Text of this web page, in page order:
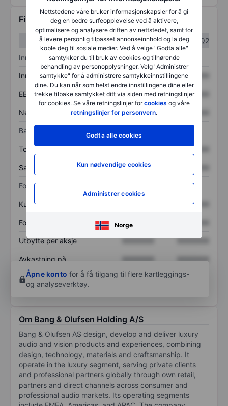
Nettstedene våre bruker informasjonskapsler for å gi
deg en bedre surfeopplevelse ved å aktivere,
optimalisere og analysere driften av nettstedet, samt for
å levere personlig tilpasset annonseinnhold og la deg
koble deg til sosiale medier. Ved å velge "Godta alle"
samtykker du til bruk av cookies og tilhørende
behandling av personopplysninger. Velg "Administrer
samtykke" for å administrere samtykkeinnstillingene
dine. Du kan når som helst endre innstillingene dine eller
trekke tilbake samtykket ditt via siden med retningslinjer
for cookies. Se våre retningslinjer forcookies og våre
retningslinjer for personvern.
Godta alle cookies
Kun nødvendige cookies
Administrer cookies
Norge
Finansiell informasjon
Q1
Q2
Inntektsoversikt
Inntekter XXXXXXX XXXXXXX
EBITDA XXXXXXX XXXXXXX
Nettoinntekt XXXXXXX
Balanse
Totale eiendeler XXXXXXX XXXXXXX
Samlet gjeld XXXXXXX
Forholdstall
Kurs/salg XXXXXXX XXXXXXX
Fortjeneste per aksje XXXXXXX
Utbytte per aksje XXXXXXX XXXXXXX
Avkastning på
egenkapital
XXXXXXX
XXXXXXX
Åpne konto for å få tilgang til flere kartleggings-
og analyseverktøy.
Om Bang & Olufsen Holding A/S
Bang & Olufsen AS design, develop and deliver luxury
audio and vision products and experiences, combining
design, technology, materials and craftsmanship. It
operate in the luxury segment, serving private clients
and professional partners globally through own retail,
partners and direct channels across consumer and
professional audio markets. Its operating segments